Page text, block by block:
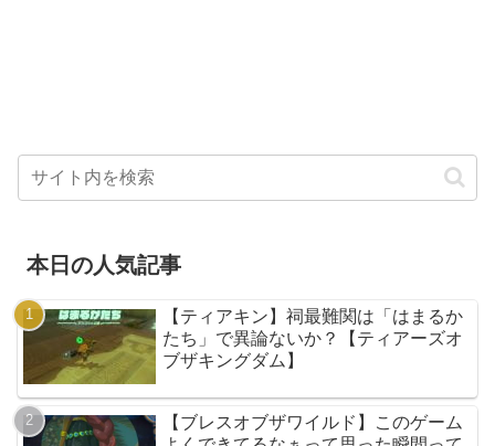
本日の人気記事
【ティアキン】祠最難関は「はまるか
たち」で異論ないか？【ティアーズオ
ブザキングダム】
【ブレスオブザワイルド】このゲーム